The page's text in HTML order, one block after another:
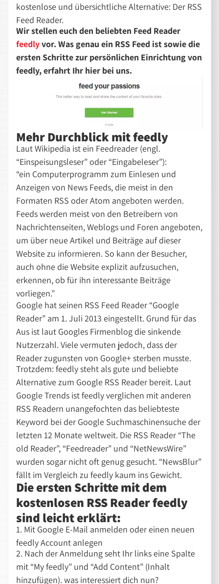
kostenlose und übersichtliche Alternative: Der RSS
Feed Reader.
Wir stellen euch den beliebten Feed Reader
feedlyvor. Was genau ein RSS Feed ist sowie die
ersten Schritte zur persönlichen Einrichtung von
feedly, erfahrt Ihr hier bei uns.
Mehr Durchblick mit feedly
Laut Wikipedia ist ein Feedreader (engl.
“Einspeisungsleser” oder “Eingabeleser”):
“ein Computerprogramm zum Einlesen und
Anzeigen von News Feeds, die meist in den
Formaten RSS oder Atom angeboten werden.
Feeds werden meist von den Betreibern von
Nachrichtenseiten, Weblogs und Foren angeboten,
um über neue Artikel und Beiträge auf dieser
Website zu informieren. So kann der Besucher,
auch ohne die Website explizit aufzusuchen,
erkennen, ob für ihn interessante Beiträge
vorliegen.”
Google hat seinen RSS Feed Reader “Google
Reader” am 1. Juli 2013 eingestellt. Grund für das
Aus ist laut Googles Firmenblog die sinkende
Nutzerzahl. Viele vermuten jedoch, dass der
Reader zugunsten von Google+ sterben musste.
Trotzdem: feedly steht als gute und beliebte
Alternative zum Google RSS Reader bereit. Laut
Google Trends ist feedly verglichen mit anderen
RSS Readern unangefochten das beliebteste
Keyword bei der Google Suchmaschinensuche der
letzten 12 Monate weltweit. Die RSS Reader “The
old Reader”, “Feedreader” und “NetNewsWire”
wurden sogar nicht oft genug gesucht. “NewsBlur”
fällt im Vergleich zu feedly kaum ins Gewicht.
Die ersten Schritte mit dem
kostenlosen RSS Reader feedly
sind leicht erklärt:
1. Mit Google E-Mail anmelden oder einen neuen
feedly Account anlegen
2. Nach der Anmeldung seht Ihr links eine Spalte
mit “My feedly” und “Add Content” (Inhalt
hinzufügen). was interessiert dich nun?